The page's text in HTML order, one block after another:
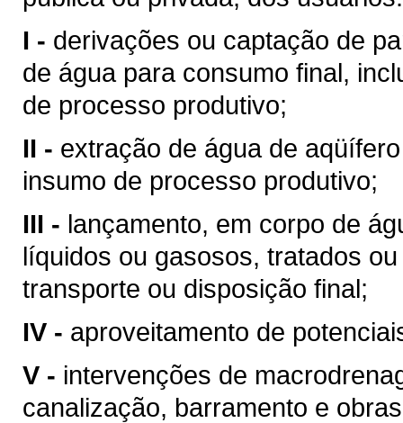
I - derivações ou captação de
de água para consumo final,
de processo produtivo;
II - extração de água de
insumo de processo produtivo;
III - lançamento, em corpo de
líquidos ou gasosos, tratados
transporte ou disposição final;
IV - aproveitamento de
V - intervenções de
canalização, barramento e